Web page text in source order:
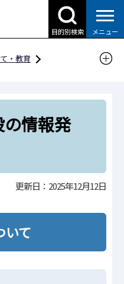
目的別検索 メニュー
・教育
ス）
信！
情報発
更新日：2025年12月12日
いて